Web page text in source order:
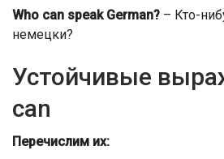
Who can speak German? – Кто-
немецки?
Устойчивые
can
Перечислим их: